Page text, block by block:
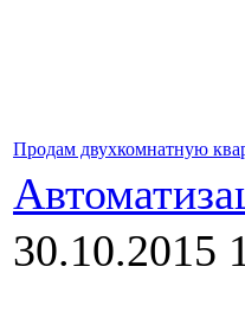
Продам двухкомнатную
30.10.2015